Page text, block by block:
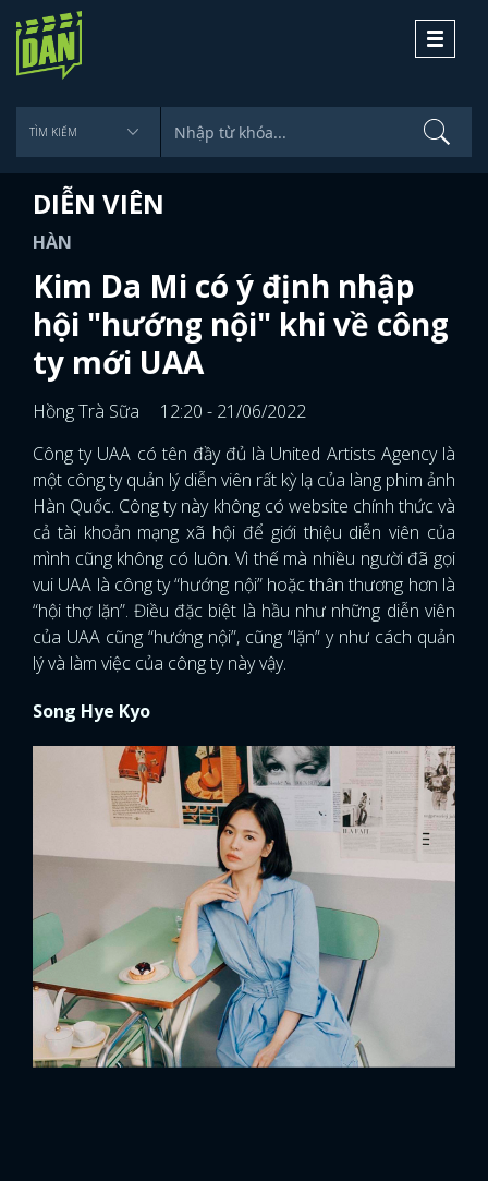
Toggle
DIỄN VIÊN
HÀN
Kim Da Mi có ý định nhập
hội "hướng nội" khi về công
ty mới UAA
Hồng Trà Sữa
12:20 - 21/06/2022
Công ty UAA có tên đầy đủ là United Artists Agency là
một công ty quản lý diễn viên rất kỳ lạ của làng phim ảnh
Hàn Quốc. Công ty này không có website chính thức và
cả tài khoản mạng xã hội để giới thiệu diễn viên của
mình cũng không có luôn. Vì thế mà nhiều người đã gọi
vui UAA là công ty “hướng nội” hoặc thân thương hơn là
“hội thợ lặn”. Điều đặc biệt là hầu như những diễn viên
của UAA cũng “hướng nội”, cũng “lặn” y như cách quản
lý và làm việc của công ty này vậy.
Song Hye Kyo